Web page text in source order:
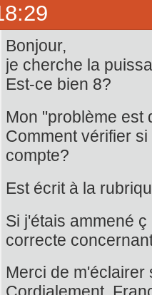
Bonjour,
je cherche la
Est-ce bien 8?
Mon "problème est
Comment vérifier
compte?
Est écrit à la
Si j'étais ammené
correcte
Merci de m'éclairer